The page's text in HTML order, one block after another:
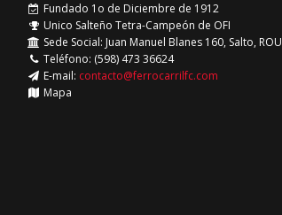
Fundado 1o de Diciembre de 1912
Unico Salteño Tetra-Campeón de OFI
Sede Social: Juan Manuel Blanes 160, Salto, ROU
Teléfono: (598) 473 36624
E-mail: contacto@ferrocarrilfc.com
Mapa